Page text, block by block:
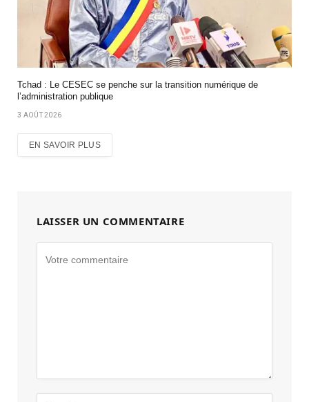
Tchad : Le CESEC se penche sur la transition numérique de
l’administration publique
3 AOÛT 2026
EN SAVOIR PLUS
LAISSER UN COMMENTAIRE